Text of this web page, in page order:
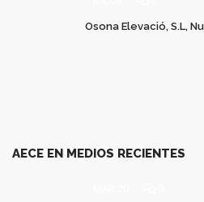
Osona Elevació, S.L,
AECE EN MEDIOS RECIENTES